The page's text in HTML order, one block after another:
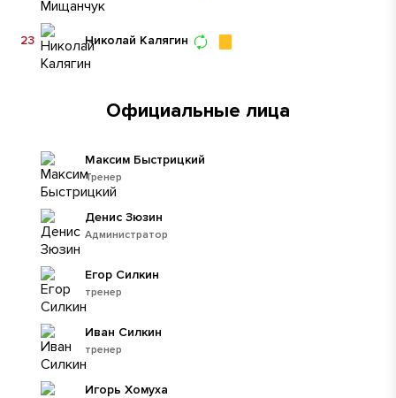
Николай Калягин
23
Официальные лица
Тренер
Максим Быстрицкий
Администратор
Денис Зюзин
тренер
Егор Силкин
тренер
Иван Силкин
Игорь Хомуха